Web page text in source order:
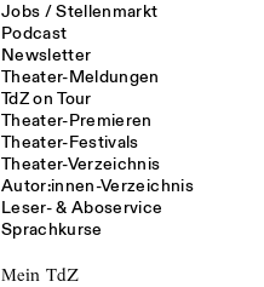
Jobs / Stellenmarkt
Podcast
Newsletter
Theater-Meldungen
TdZ on Tour
Theater-Premieren
Theater-Festivals
Theater-Verzeichnis
Autor:innen-Verzeichnis
Leser- & Aboservice
Sprachkurse
Mein TdZ